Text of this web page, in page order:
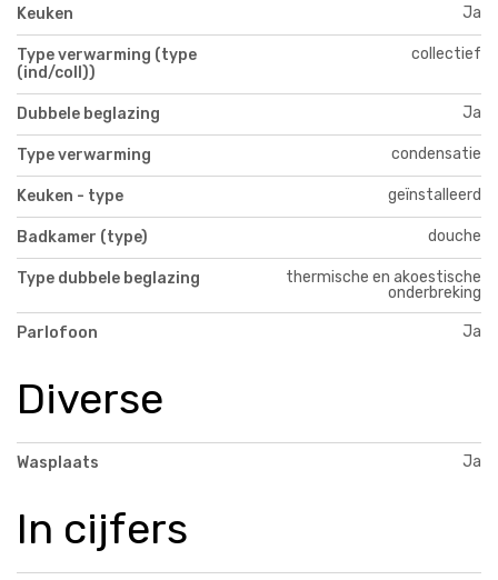
Keuken Ja
Type verwarming (type
(ind/coll))
collectief
Dubbele beglazing Ja
Type verwarming condensatie
Keuken - type geïnstalleerd
Badkamer (type) douche
Type dubbele beglazing
thermische en akoestische
onderbreking
Parlofoon Ja
Diverse
Wasplaats Ja
In cijfers